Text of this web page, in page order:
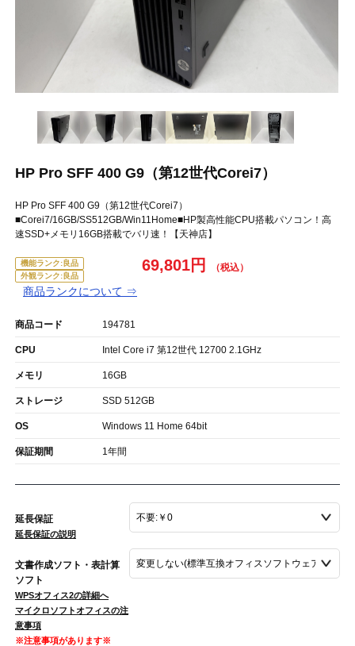
HP Pro SFF 400 G9（第12世代Corei7）
HP Pro SFF 400 G9（第12世代Corei7）
■Corei7/16GB/SS512GB/Win11Home■HP製高性能CPU搭載パソコン！高
速SSD+メモリ16GB搭載でバリ速！【天神店】
機能ランク:良品
外観ランク:良品
商品ランクについて ⇒
69,801円
商品コード 194781
CPU Intel Core i7 第12世代 12700 2.1GHz
メモリ 16GB
ストレージ SSD 512GB
OS Windows 11 Home 64bit
保証期間 1年間
延長保証
延長保証の説明
文書作成ソフト・表計算
ソフト
WPSオフィス2の詳細へ
マイクロソフトオフィスの注
意事項
※注意事項があります※